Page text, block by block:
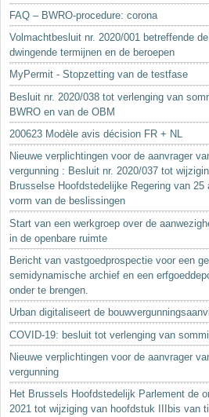
FAQ – BWRO-procedure: corona
Volmachtbesluit nr. 2020/001 betreffende
dwingende termijnen en de beroepen
MyPermit - Stopzetting van de testfase
Besluit nr. 2020/038 tot verlenging van
BWRO en van de OBM
200623 Modèle avis décision FR + NL
Nieuwe verplichtingen voor de aanvrager
vergunning : Besluit nr. 2020/037 tot
Brusselse Hoofdstedelijke Regering van
vorm van de beslissingen
Start van een werkgroep over de
in de openbare ruimte
Bericht van vastgoedprospectie voor een
semidynamische archief en een
onder te brengen.
Urban digitaliseert de
COVID-19: besluit tot verlenging van
Nieuwe verplichtingen voor de aanvrager
vergunning
Het Brussels Hoofdstedelijk Parlement de
2021 tot wijziging van hoofdstuk IIIbis van